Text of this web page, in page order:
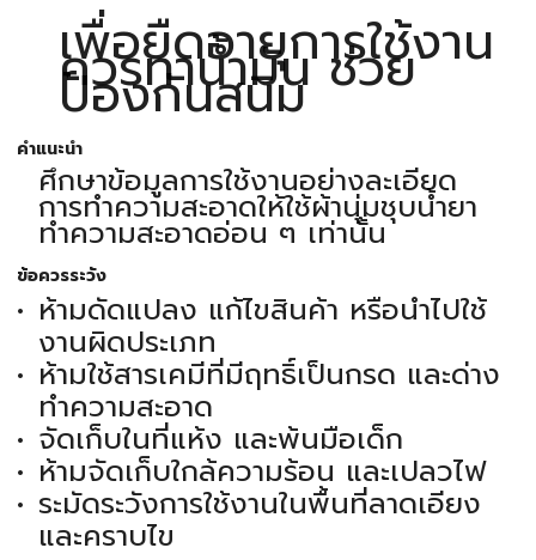
เพื่อยืดอายุการใช้งาน
ควรทาน้ำมัน ช่วย
ป้องกันสนิม
คำแนะนำ
ศึกษาข้อมูลการใช้งานอย่างละเอียด
การทำความสะอาดให้ใช้ผ้านุ่มชุบน้ำยา
ทำความสะอาดอ่อน ๆ เท่านั้น
ข้อควรระวัง
ห้ามดัดแปลง แก้ไขสินค้า หรือนำไปใช้
งานผิดประเภท
ห้ามใช้สารเคมีที่มีฤทธิ์เป็นกรด และด่าง
ทำความสะอาด
จัดเก็บในที่แห้ง และพ้นมือเด็ก
ห้ามจัดเก็บใกล้ความร้อน และเปลวไฟ
ระมัดระวังการใช้งานในพื้นที่ลาดเอียง
และคราบไข